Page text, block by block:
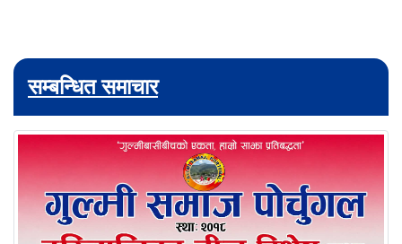
सम्बन्धित समाचार